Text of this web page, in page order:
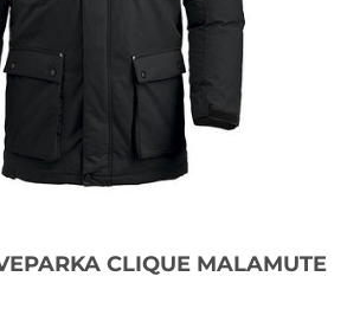
CLIQUE MALAMUTE